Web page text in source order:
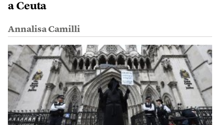
a Ceuta
Annalisa Camilli